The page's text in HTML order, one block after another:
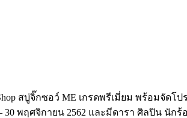
สบู่จิ๊กซอว์ ME เกรดพรีเมี่ยม พร้อม
พฤศจิกายน 2562 และมีดารา ศิลปิน นัก